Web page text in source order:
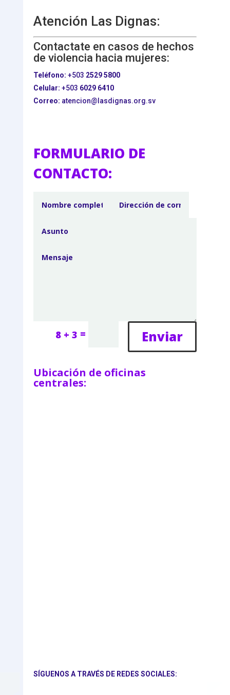
Atención Las Dignas:
Contactate en casos de hechos
de violencia hacia mujeres:
Teléfono: +503 2529 5800
Celular: +503 6029 6410
Correo: atencion@lasdignas.org.sv
FORMULARIO DE
CONTACTO:
8 + 3 = Enviar
Ubicación de oficinas
centrales:
SÍGUENOS A TRAVÉS DE REDES SOCIALES: